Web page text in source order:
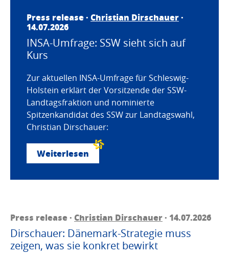
Press release · Christian Dirschauer·
14.07.2026
INSA-Umfrage: SSW sieht sich auf
Kurs
Zur aktuellen INSA-Umfrage für Schleswig-
Holstein erklärt der Vorsitzende der SSW-
Landtagsfraktion und nominierte
Spitzenkandidat des SSW zur Landtagswahl,
Christian Dirschauer:
Weiterlesen
Press release · Christian Dirschauer· 14.07.2026
Dirschauer: Dänemark-Strategie muss
zeigen, was sie konkret bewirkt